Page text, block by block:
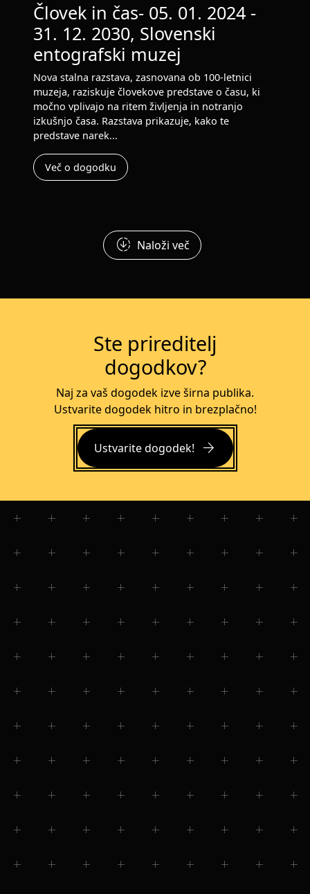
Človek in čas- 05. 01. 2024 -
31. 12. 2030, Slovenski
entografski muzej
Nova stalna razstava, zasnovana ob 100-letnici
muzeja, raziskuje človekove predstave o času, ki
močno vplivajo na ritem življenja in notranjo
izkušnjo časa. Razstava prikazuje, kako te
predstave narek...
Več o dogodku
downloading Naloži več
Ste prireditelj
dogodkov?
Naj za vaš dogodek izve širna publika.
Ustvarite dogodek hitro in brezplačno!
Ustvarite dogodek! arrow_forward